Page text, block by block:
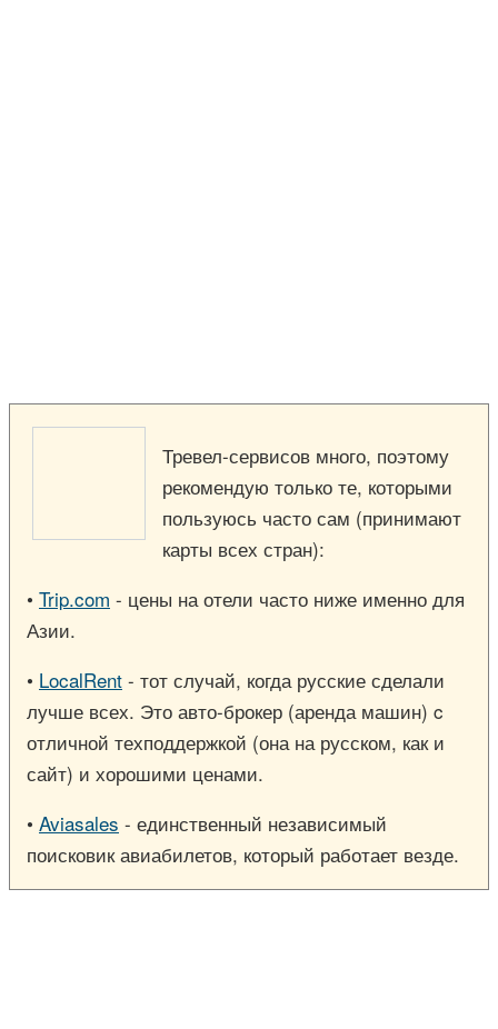
Тревел-сервисов много, поэтому
рекомендую только те, которыми
пользуюсь часто сам (принимают
карты всех стран):
• Trip.com - цены на отели часто ниже именно для
Азии.
• LocalRent - тот случай, когда русские сделали
лучше всех. Это авто-брокер (аренда машин) c
отличной техподдержкой (она на русском, как и
сайт) и хорошими ценами.
• Aviasales - единственный независимый
поисковик авиабилетов, который работает везде.